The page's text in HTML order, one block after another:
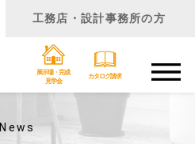
展示場・完成
見学会
カタログ請求
工務店・設計事務所の方
News